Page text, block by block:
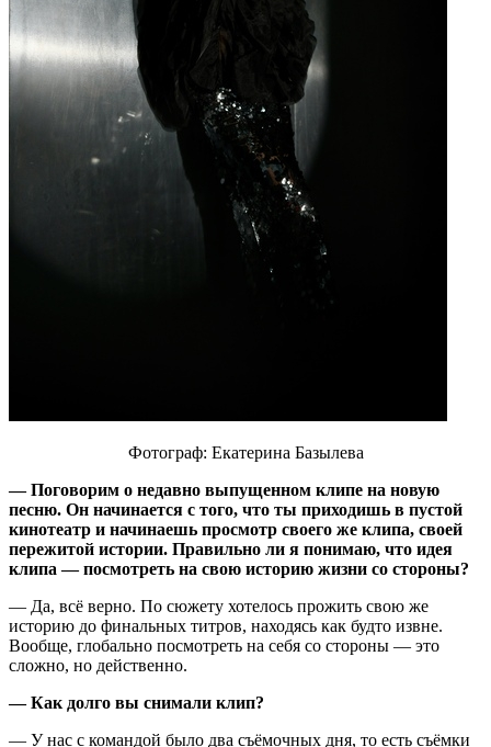
Фотограф: Екатерина Базылева
— Поговорим о недавно выпущенном клипе на новую
песню. Он начинается с того, что ты приходишь в пустой
кинотеатр и начинаешь просмотр своего же клипа, своей
пережитой истории. Правильно ли я понимаю, что идея
клипа — посмотреть на свою историю жизни со стороны?
— Да, всё верно. По сюжету хотелось прожить свою же
историю до финальных титров, находясь как будто извне.
Вообще, глобально посмотреть на себя со стороны — это
сложно, но действенно.
— Как долго вы снимали клип?
— У нас с командой было два съёмочных дня, то есть съёмки